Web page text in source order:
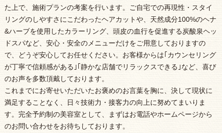
た上で、施術プランの考案を行います。ご自宅での再現性・スタイ
リングのしやすさにこだわったヘアカットや、天然成分100%のヘナ
&ハーブを使用したカラーリング、頭皮の血行を促進する炭酸泉ヘッ
ドスパなど、安心・安全のメニューだけをご用意しておりますの
で、どうぞ安心してお任せください。お客様からは｢カウンセリング
が丁寧で信頼感がある｣｢静かな店舗でリラックスできる｣など、喜び
のお声を多数頂戴しております。
これまでにお寄せいただいたお褒めのお言葉を胸に、決して現状に
満足することなく、日々技術力・接客力の向上に努めてまいりま
す。完全予約制の美容室として、まずはお電話やホームページから
のお問い合わせをお待ちしております。